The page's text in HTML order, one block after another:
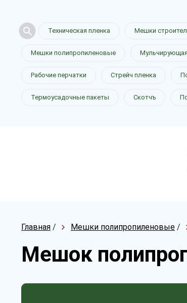
Техническая пленка Мешки
Мешки полипропиленовые
Рабочие перчатки Стрейч пленка
Термоусадочные пакеты Скотчъ
Главная / Мешки полипропиленовые /
Мешок